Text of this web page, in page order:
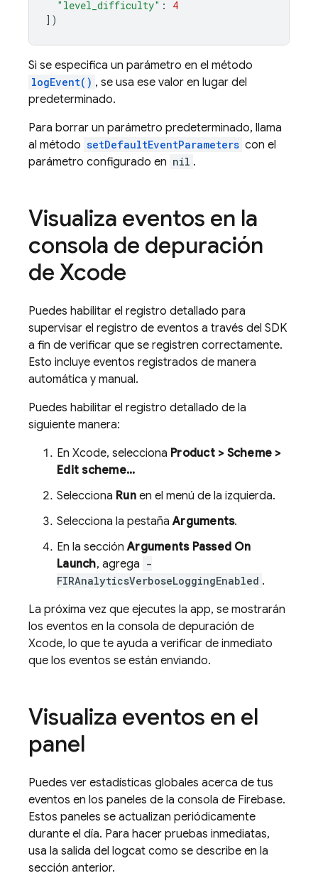
"level_difficulty" :
4
])
Si se especifica un parámetro en el método
logEvent() , se usa ese valor en lugar del
predeterminado.
Para borrar un parámetro predeterminado, llama
al método setDefaultEventParameters con el
parámetro configurado en nil .
Visualiza eventos en la
consola de depuración
de Xcode
Puedes habilitar el registro detallado para
supervisar el registro de eventos a través del SDK
a fin de verificar que se registren correctamente.
Esto incluye eventos registrados de manera
automática y manual.
Puedes habilitar el registro detallado de la
siguiente manera:
En Xcode, selecciona Product > Scheme >
Edit scheme...
Selecciona Runen el menú de la izquierda.
Selecciona la pestañaArguments.
En la secciónArguments Passed On
Launch, agrega -
FIRAnalyticsVerboseLoggingEnabled .
La próxima vez que ejecutes la app, se mostrarán
los eventos en la consola de depuración de
Xcode, lo que te ayuda a verificar de inmediato
que los eventos se están enviando.
Visualiza eventos en el
panel
Puedes ver estadísticas globales acerca de tus
eventos en los paneles de la consola de Firebase.
Estos paneles se actualizan periódicamente
durante el día. Para hacer pruebas inmediatas,
usa la salida del logcat como se describe en la
sección anterior.